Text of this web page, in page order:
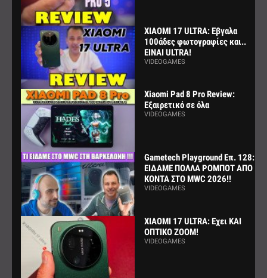
XIAOMI 17 ULTRA: Εβγαλα
100άδες φωτογραφίες και..
ΕΙΝΑΙ ULTRA!
VIDEOGAMES
Xiaomi Pad 8 Pro Review:
Εξαιρετικό σε όλα
VIDEOGAMES
Gametech Playground Επ. 128:
ΕΙΔΑΜΕ ΠΟΛΛΑ ΡΟΜΠΟΤ ΑΠΟ
ΚΟΝΤΑ ΣΤΟ MWC 2026!!
VIDEOGAMES
XIAOMI 17 ULTRA: Εχει ΚΑΙ
ΟΠΤΙΚΟ ZOOM!
VIDEOGAMES